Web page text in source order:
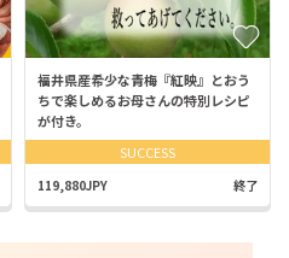
福井県産希少な青梅『紅映』とおう
ちで楽しめるお母さんの特別レシピ
が付き。
SUCCESS
119,880JPY 終了